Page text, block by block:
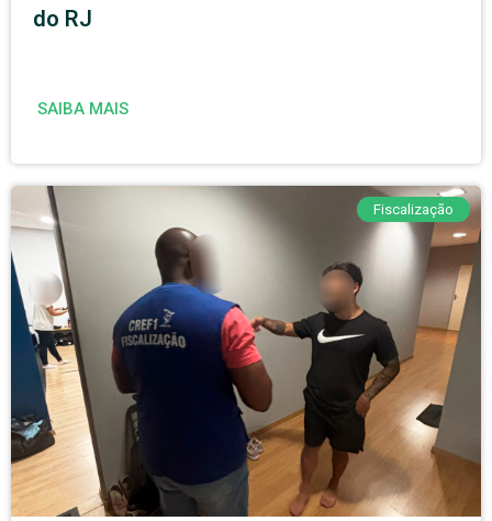
do RJ
SAIBA MAIS
Fiscalização